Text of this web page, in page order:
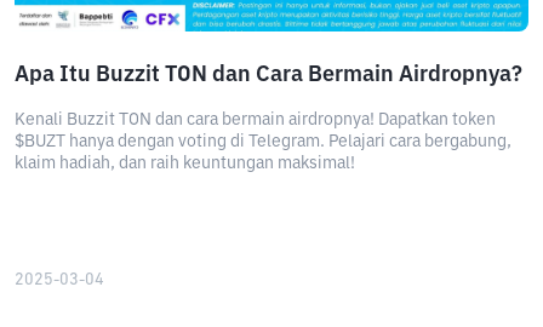
Apa Itu Buzzit TON dan Cara Bermain Airdropnya?
Kenali Buzzit TON dan cara bermain airdropnya! Dapatkan token
$BUZT hanya dengan voting di Telegram. Pelajari cara bergabung,
klaim hadiah, dan raih keuntungan maksimal!
2025-03-04